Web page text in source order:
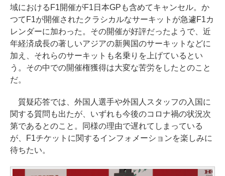
域におけるF1開催がF1日本GPも含めてキャンセル。か
つてF1が開催されたクラシカルなサーキットが急遽F1カ
レンダーに加わった。その開催が好評だったようで、近
年経済成長の著しいアジアの新興国のサーキットなどに
加え、それらのサーキットも名乗りを上げているとい
う。その中での開催権獲得は大変な苦労をしたとのこと
だ。
質疑応答では、外国人選手や外国人スタッフの入国に
関する質問も出たが、いずれも今後のコロナ禍の状況次
第であるとのこと。同様の理由で遅れてしまっている
が、F1チケットに関するインフォメーションを楽しみに
待ちたい。